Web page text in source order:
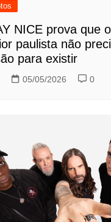
NICE prova que
paulista não
para existir
05/05/2026 0